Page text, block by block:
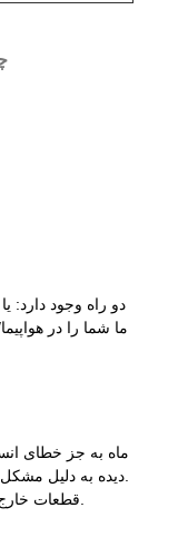
دو راه وجود دارد:
ما شما را در